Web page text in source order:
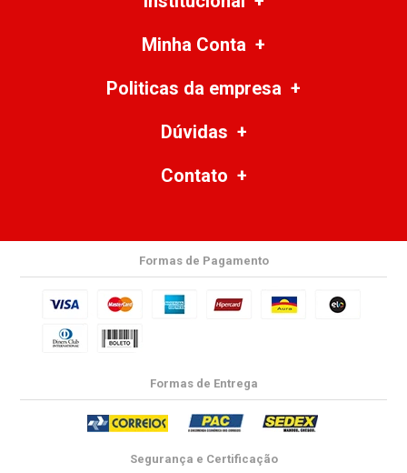
Minha Conta
Politicas da empresa
Dúvidas
Contato
Formas de Pagamento
Formas de Entrega
Segurança e Certificação